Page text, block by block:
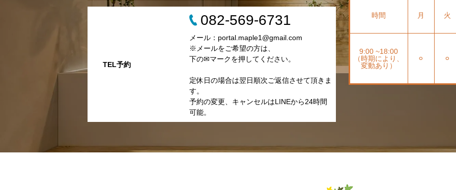
TEL予約
082-569-6731
メール：portal.maple1@gmail.com
※メールをご希望の方は、
下の✉マークを押してください。
定休日の場合は翌日順次ご返信させて頂きま
す。
予約の変更、キャンセルはLINEから24時間
可能。
時間 月 火
9:00 ~18:00
（時期により、
変動あり）
⚪︎ ⚪︎